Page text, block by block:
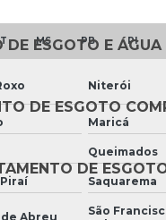
DE ESGOTO E ÁGUA
DE ESGOTO
DE
Empresa de
Empresa de
Empresa
Empresas
MS PB PI
Niterói
Maricá
Queimados
Saquarema
Abreu
São